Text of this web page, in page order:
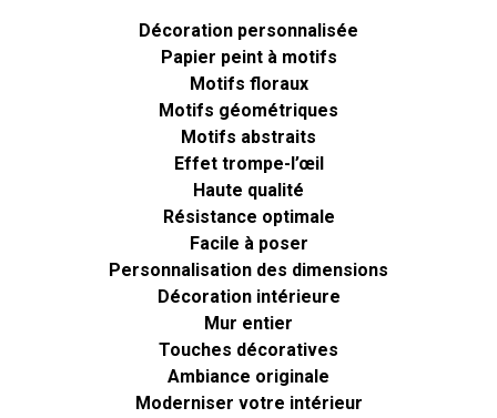
Décoration personnalisée
Papier peint à motifs
Motifs floraux
Motifs géométriques
Motifs abstraits
Effet trompe-l’œil
Haute qualité
Résistance optimale
Facile à poser
Personnalisation des dimensions
Décoration intérieure
Mur entier
Touches décoratives
Ambiance originale
Moderniser votre intérieur